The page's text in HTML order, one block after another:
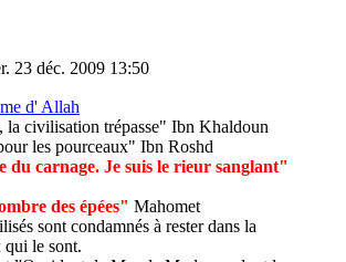
23 déc. 2009 13:50
d' Allah
la civilisation trépasse" Ibn Khaldoun
les pourceaux" Ibn Roshd
du carnage. Je suis le rieur sanglant"
des épées" Mahomet
sont condamnés à rester dans la
qui le sont.